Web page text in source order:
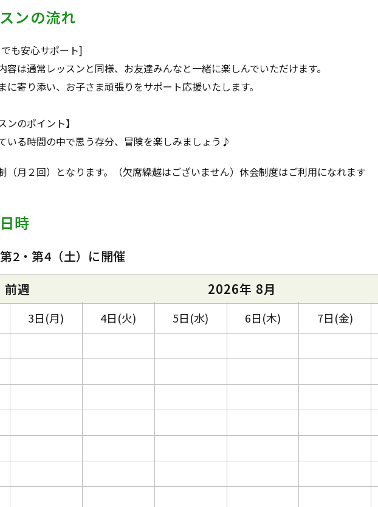
ンの流れ
も安心サポート]
容は通常レッスンと同様、お友達みんなと一緒に楽しんでいただけます。
に寄り添い、お子さま頑張りをサポート応援いたします。
ンのポイント】
いる時間の中で思う存分、冒険を楽しみましょう♪
（月２回）となります。（欠席繰越はございません）休会制度はご利用になれます
時
2・第4（土）に開催
前週
2026年 8月
3日(月) 4日(火) 5日(水) 6日(木) 7日(金)